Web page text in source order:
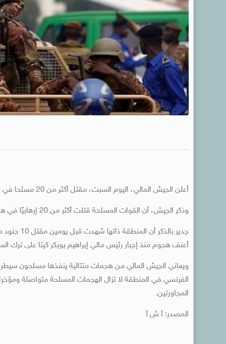
أعلن الجيش المالي، اليوم السبت، مقتل أكثر من 20 مسلحا في منطقة غيري قرب الحدود مع موريتانيا.
وذكر الجيش، أن القوات المسلحة قتلت أكثر من 20 إرهابيًا في هجوم بمنطقة غيري.
جدير
أعنف هجوم منذ إجبار رئيس مالي إبراهيم بوبكر كيتا على ترك السلطة في 18
الفرنسي في المنطقة لا تزال الهجمات المسلحة متواصلة
المجاورتين.
المصدر: أ ش أ